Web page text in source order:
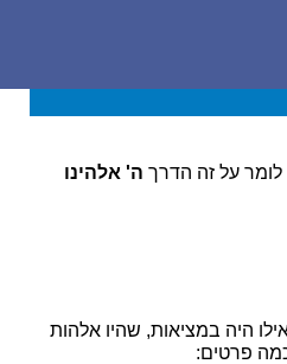
על זה הדרך ה' אלהינו
היה במציאות, שהיו אלהות
פרטים: